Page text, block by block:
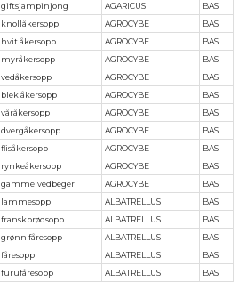
giftsjampinjong AGARICUS
BAS
knollåkersopp AGROCYBE
BAS
hvit åkersopp AGROCYBE
BAS
myråkersopp AGROCYBE
BAS
vedåkersopp AGROCYBE
BAS
blek åkersopp AGROCYBE
BAS
våråkersopp AGROCYBE
BAS
dvergåkersopp AGROCYBE
BAS
flisåkersopp AGROCYBE
BAS
rynkeåkersopp AGROCYBE
BAS
gammelvedbeger AGROCYBE
BAS
lammesopp ALBATRELLUS
BAS
franskbrødsopp ALBATRELLUS
BAS
grønn fåresopp ALBATRELLUS
BAS
fåresopp ALBATRELLUS
BAS
furufåresopp ALBATRELLUS
BAS